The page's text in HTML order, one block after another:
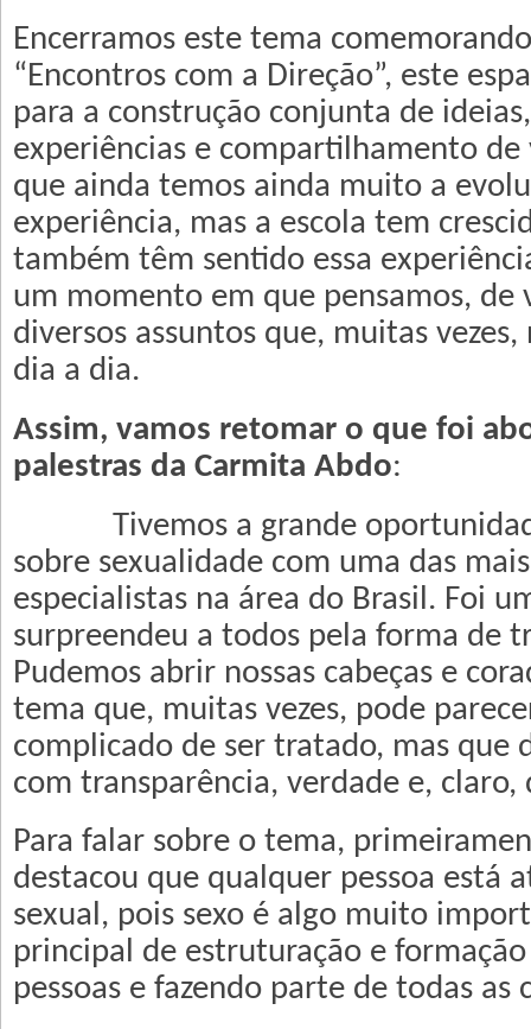
Encerramos este tema
“Encontros com a Direção”, este
para a construção conjunta de
experiências e compartilhamento de
que ainda temos ainda muito a
experiência, mas a escola tem
também têm sentido essa
um momento em que pensamos, de
diversos assuntos que, muitas
dia a dia.
Assim, vamos retomar o que foi
palestras da Carmita Abdo:
Tivemos a grande
sobre sexualidade com uma das
especialistas na área do Brasil. Foi
surpreendeu a todos pela forma de
Pudemos abrir nossas cabeças e
tema que, muitas vezes, pode
complicado de ser tratado, mas que
com transparência, verdade e, claro,
Para falar sobre o tema,
destacou que qualquer pessoa está
sexual, pois sexo é algo muito
principal de estruturação e
pessoas e fazendo parte de todas as